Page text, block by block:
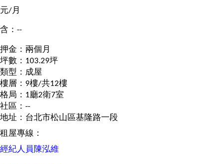
元/月
含：--
押金：兩個月
坪數：103.29坪
類型：成屋
樓層：9樓/共12樓
格局：1廳2衛7室
社區：--
地址：台北市松山區基隆路一段
租屋專線：
經紀人員 陳泓維